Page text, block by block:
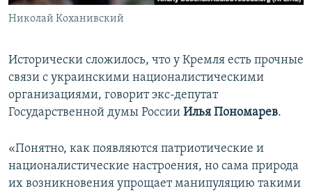
Николай Коханивский
Исторически сложилось, что у Кремля есть прочные
связи с украинскими националистическими
организациями, говорит экс-депутат
Государственной думы России Илья Пономарев.
«Понятно, как появляются патриотические и
националистические настроения, но сама природа
их возникновения упрощает манипуляцию такими